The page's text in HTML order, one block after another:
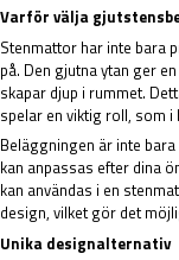
Varför välja
Stenmattor har inte bara
på. Den gjutna ytan ger
skapar djup i rummet.
spelar en viktig roll, som
Beläggningen är inte
kan anpassas efter dina
kan användas i en
design, vilket gör det
Unika designalternativ